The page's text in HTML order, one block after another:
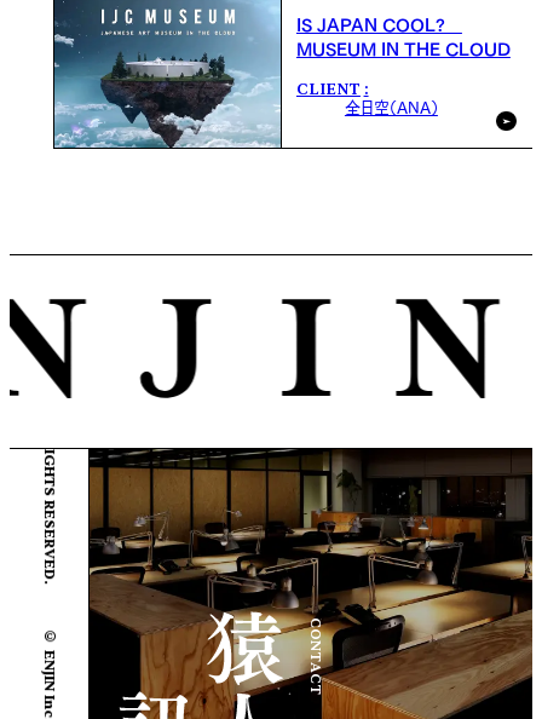
IS JAPAN COOL?
MUSEUM IN THE CLOUD
CLIENT
全日空（ANA）
© ENJIN Inc. ALL RIGHTS RESERVED.
CONTACT